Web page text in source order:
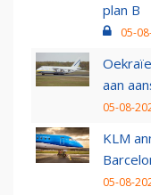
plan B
05-
aan
05-08-
KLM
05-08-